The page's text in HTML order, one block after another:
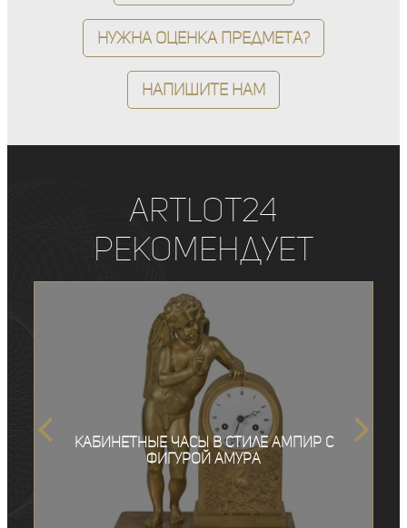
Нужна оценка предмета?
Напишите нам
ArtLot24
рекомендует
Кабинетные часы в стиле ампир с
фигурой Амура